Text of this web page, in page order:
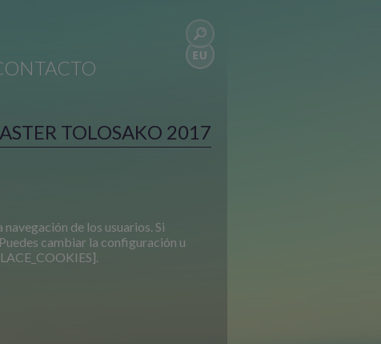
TOLOSAKO 2017
de los usuarios. Si
cambiar la configuración u